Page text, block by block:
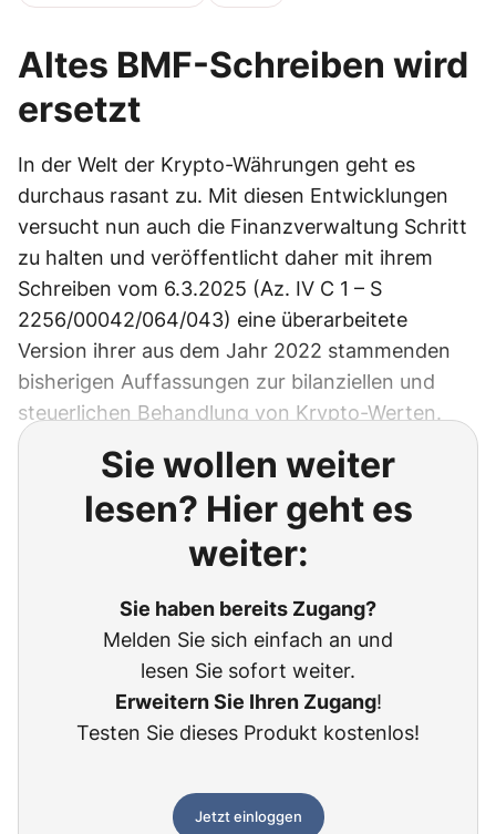
Altes BMF-Schreiben wird
ersetzt
In der Welt der Krypto-Währungen geht es
durchaus rasant zu. Mit diesen Entwicklungen
versucht nun auch die Finanzverwaltung Schritt
zu halten und veröffentlicht daher mit ihrem
Schreiben vom 6.3.2025 (Az. IV C 1 – S
2256/00042/064/043) eine überarbeitete
Version ihrer aus dem Jahr 2022 stammenden
bisherigen Auffassungen zur bilanziellen und
steuerlichen Behandlung von Krypto-Werten.
Sie wollen weiter
lesen? Hier geht es
weiter:
Sie haben bereits Zugang?
Melden Sie sich einfach an und
lesen Sie sofort weiter.
Erweitern Sie Ihren Zugang!
Testen Sie dieses Produkt kostenlos!
Jetzt einloggen